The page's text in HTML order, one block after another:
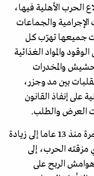
الحرب الأهلية فيها،
والجماعات
جميعها تهرّب كل
والمواد الغذائية
والمخدرات
بين مد وجزر،
على إنفاذ القانون
العرض والطلب.
وقد أدى اندلاع الحرب الأهلية المستمرة منذ 13 عاما إلى زيادة
مزقته الحرب، إلى
الربح على